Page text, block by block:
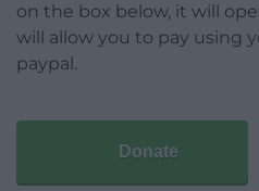
on the box below, it will
will allow you to pay using
paypal.
Donate